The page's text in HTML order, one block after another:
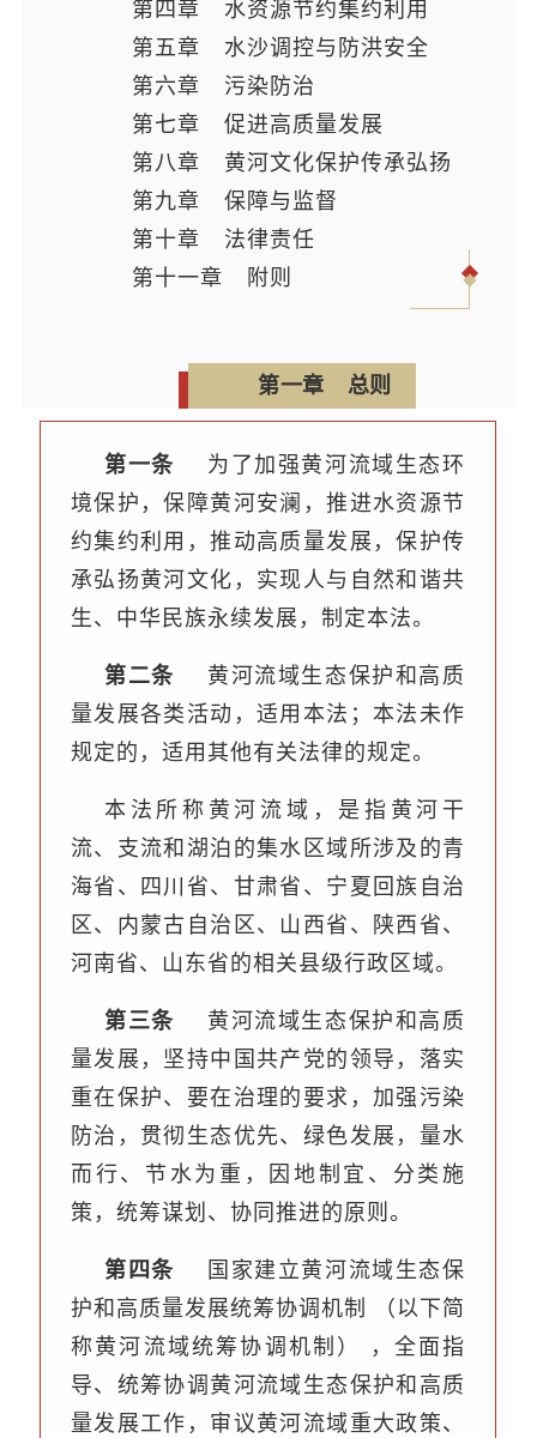
第四章 水资源节约集约利用
第五章 水沙调控与防洪安全
第六章 污染防治
第七章 促进高质量发展
第八章 黄河文化保护传承弘扬
第九章 保障与监督
第十章 法律责任
第十一章 附则
第一章 总则
第一条
为了加强黄河流域生态环
境保护，保障黄河安澜，推进水资源节
约集约利用，推动高质量发展，保护传
承弘扬黄河文化，实现人与自然和谐共
生、中华民族永续发展，制定本法。
第二条
黄河流域生态保护和高质
量发展各类活动，适用本法；本法未作
规定的，适用其他有关法律的规定。
本法所称黄河流域，是指黄河干
流、支流和湖泊的集水区域所涉及的青
海省、四川省、甘肃省、宁夏回族自治
区、内蒙古自治区、山西省、陕西省、
河南省、山东省的相关县级行政区域。
第三条
黄河流域生态保护和高质
量发展，坚持中国共产党的领导，落实
重在保护、要在治理的要求，加强污染
防治，贯彻生态优先、绿色发展，量水
而行、节水为重，因地制宜、分类施
策，统筹谋划、协同推进的原则。
第四条
国家建立黄河流域生态保
护和高质量发展统筹协调机制
（以下简
称黄河流域统筹协调机制）
，全面指
导、统筹协调黄河流域生态保护和高质
量发展工作，审议黄河流域重大政策、